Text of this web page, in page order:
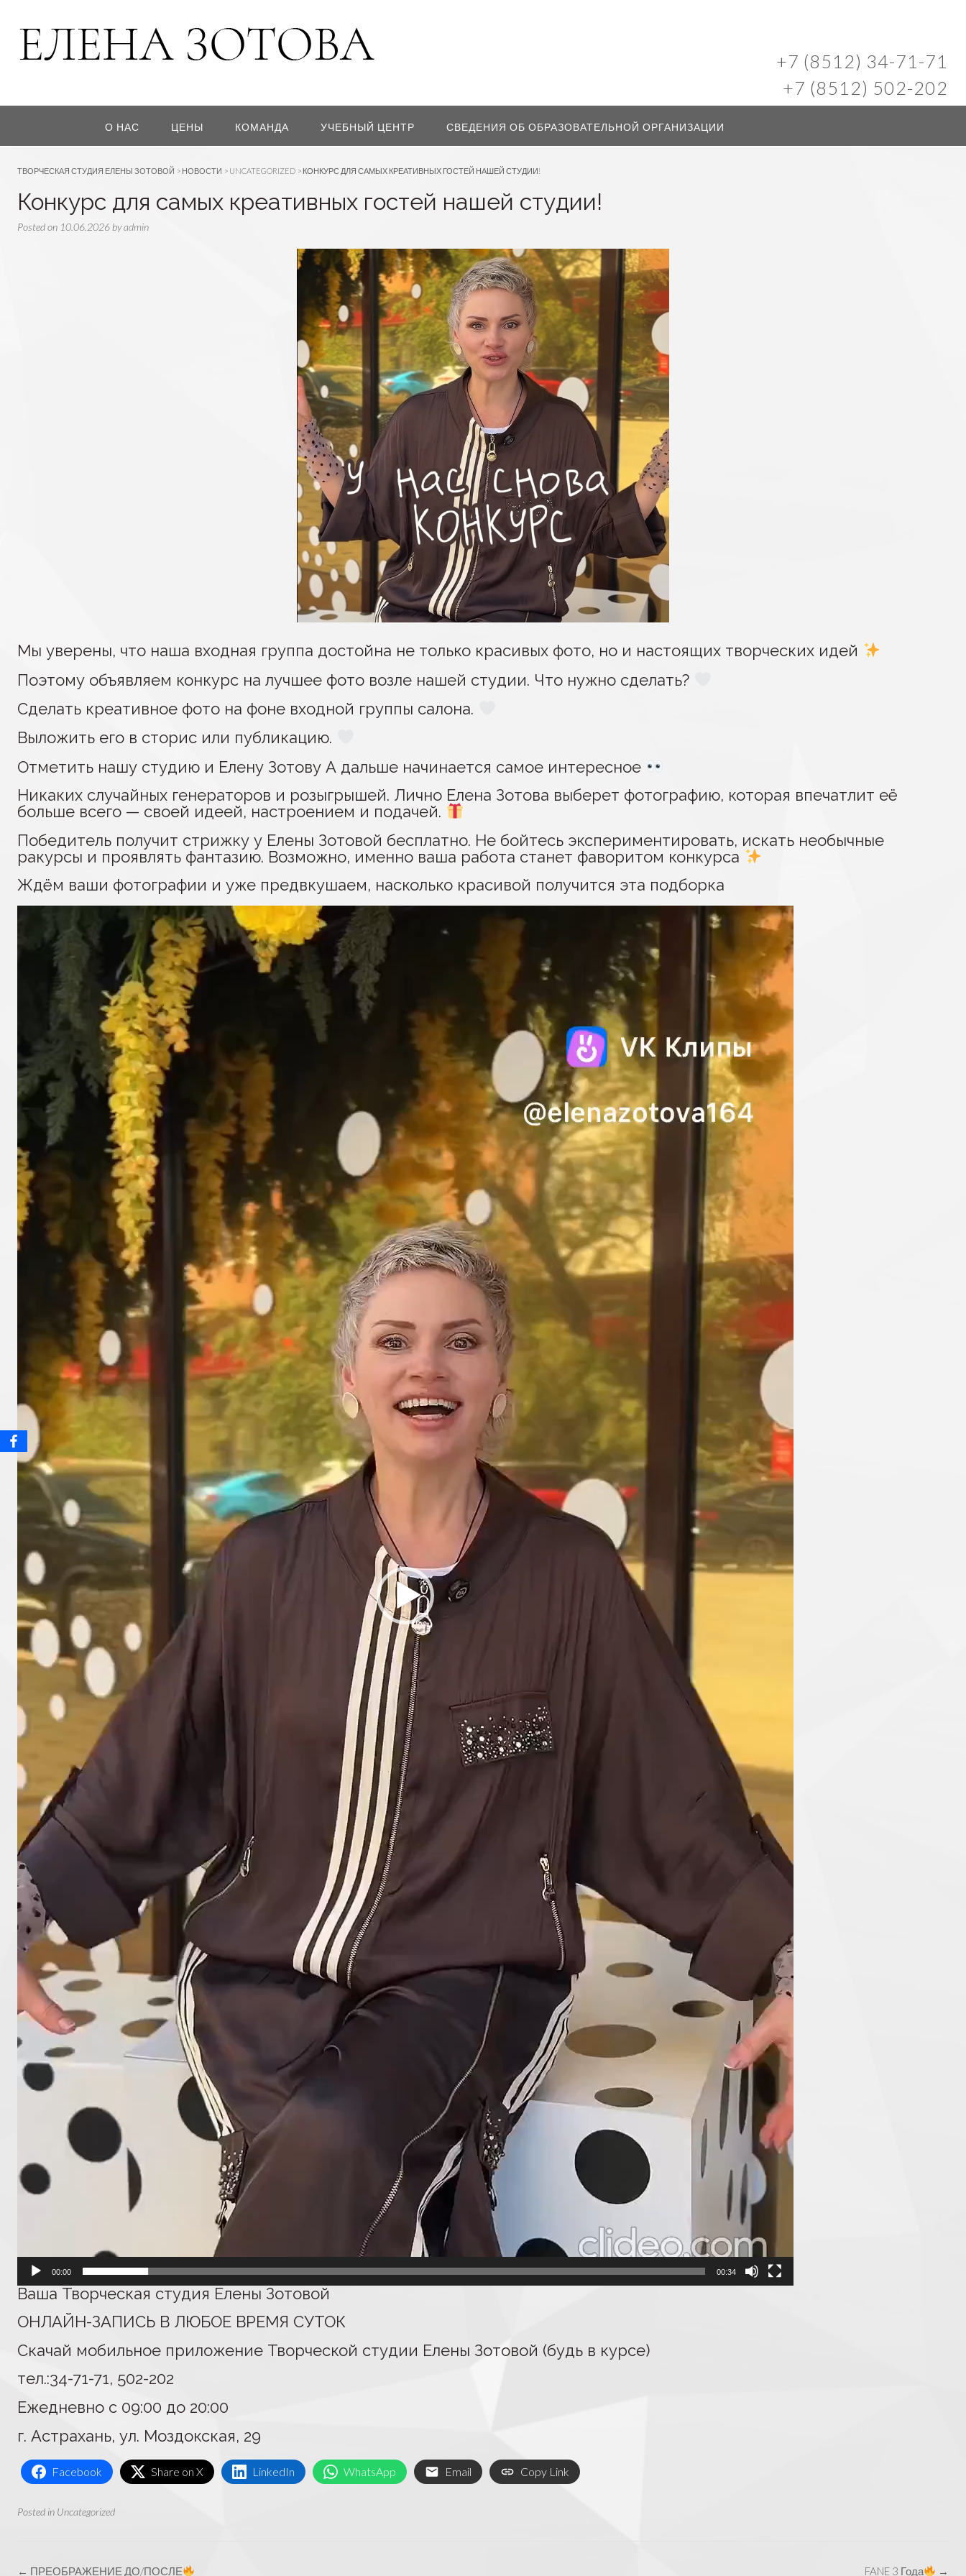
+7 (8512) 34-71-71
+7 (8512) 502-202
О НАС ЦЕНЫ КОМАНДА УЧЕБНЫЙ ЦЕНТР СВЕДЕНИЯ ОБ ОБРАЗОВАТЕЛЬНОЙ ОРГАНИЗАЦИИ
ТВОРЧЕСКАЯ СТУДИЯ ЕЛЕНЫ ЗОТОВОЙ > НОВОСТИ > UNCATEGORIZED > КОНКУРС ДЛЯ САМЫХ КРЕАТИВНЫХ ГОСТЕЙ НАШЕЙ СТУДИИ!
Конкурс для самых креативных гостей нашей студии!
Posted on 10.06.2026 byadmin
Мы уверены, что наша входная группа достойна не только красивых фото, но и настоящих творческих идей
Поэтому объявляем конкурс на лучшее фото возле нашей студии. Что нужно сделать?
Сделать креативное фото на фоне входной группы салона.
Выложить его в сторис или публикацию.
Отметить нашу студию и Елену Зотову А дальше начинается самое интересное
Никаких случайных генераторов и розыгрышей. Лично Елена Зотова выберет фотографию, которая впечатлит её
больше всего — своей идеей, настроением и подачей.
Победитель получит стрижку у Елены Зотовой бесплатно. Не бойтесь экспериментировать, искать необычные
ракурсы и проявлять фантазию. Возможно, именно ваша работа станет фаворитом конкурса
Ждём ваши фотографии и уже предвкушаем, насколько красивой получится эта подборка
00:00 00:34
Ваша Творческая студия Елены Зотовой
ОНЛАЙН-ЗАПИСЬ В ЛЮБОЕ ВРЕМЯ СУТОК
Скачай мобильное приложение Творческой студии Елены Зотовой (будь в курсе)
тел.:34-71-71, 502-202
Ежедневно с 09:00 до 20:00
г. Астрахань, ул. Моздокская, 29
Facebook Share on X LinkedIn WhatsApp Email Copy Link
Posted in Uncategorized
Post FANE 3 Года →
← ПРЕОБРАЖЕНИЕ ДО/ПОСЛЕ